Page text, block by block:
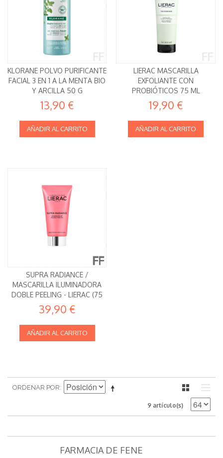
KLORANE POLVO PURIFICANTE
FACIAL 3 EN 1 A LA MENTA BIO
Y ARCILLA 50 G
13,90 €
AÑADIR AL CARRITO
LIERAC MASCARILLA
EXFOLIANTE CON
PROBIÓTICOS 75 ML
19,90 €
AÑADIR AL CARRITO
SUPRA RADIANCE /
MASCARILLA ILUMINADORA
DOBLE PEELING - LIERAC (75
ML)
39,90 €
AÑADIR AL CARRITO
ORDENAR POR
9 artículo(s)
FARMACIA DE FENE